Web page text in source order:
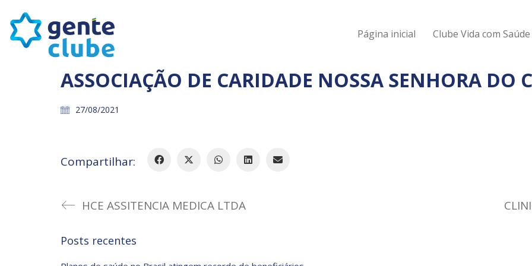
Página inicial Clube Vida com Saúde
ASSOCIAÇÃO DE CARIDADE NOSSA SENHORA DO
27/08/2021
Compartilhar:
HCE ASSITENCIA MEDICA LTDA
Posts recentes